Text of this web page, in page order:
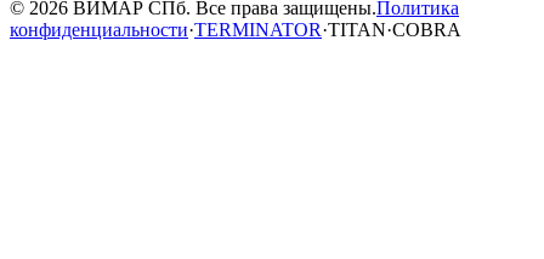
© 2026 ВИМАР СПб. Все права защищены.Политика
конфиденциальности·TERMINATOR·TITAN·COBRA